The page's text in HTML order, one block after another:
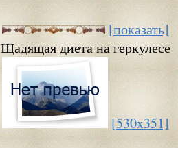
[показать]
Щадящая диета на геркулесе
[530x351]